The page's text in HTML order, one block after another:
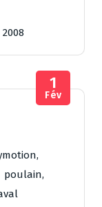
,
poulain,
1
Fév